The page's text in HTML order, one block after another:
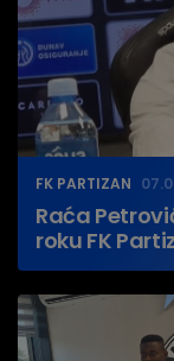
FK PARTIZAN
Raća
roku FK